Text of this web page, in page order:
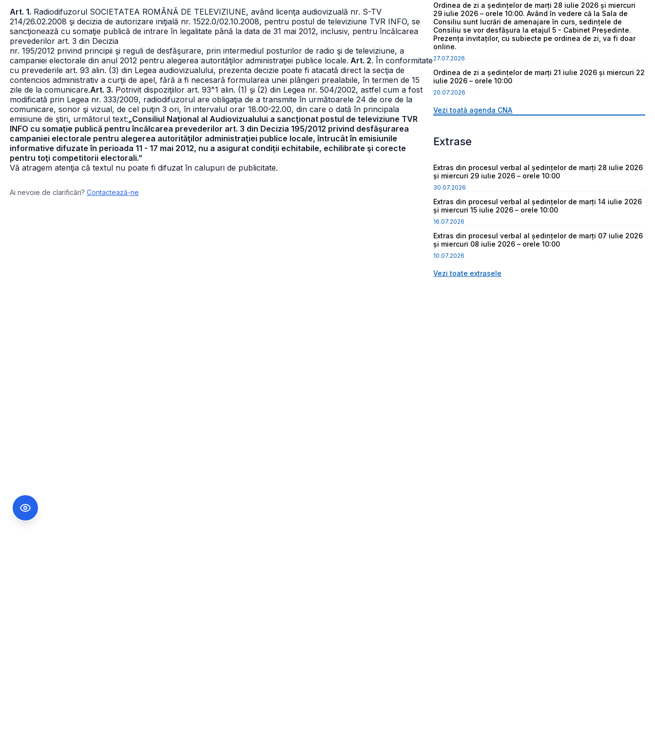
Art. 1. Radiodifuzorul SOCIETATEA ROMÂNĂ DE TELEVIZIUNE, având licenţa audiovizuală nr. S-TV
214/26.02.2008 şi decizia de autorizare iniţială nr. 1522.0/02.10.2008, pentru postul de televiziune TVR INFO, se
sancţionează cu somaţie publică de intrare în legalitate până la data de 31 mai 2012, inclusiv, pentru încălcarea
prevederilor art. 3 din Decizia
nr. 195/2012 privind principii şi reguli de desfăşurare, prin intermediul posturilor de radio şi de televiziune, a
campaniei electorale din anul 2012 pentru alegerea autorităţilor administraţiei publice locale. Art. 2. În conformitate
cu prevederile art. 93 alin. (3) din Legea audiovizualului, prezenta decizie poate fi atacată direct la secţia de
contencios administrativ a curţii de apel, fără a fi necesară formularea unei plângeri prealabile, în termen de 15
zile de la comunicare.Art. 3. Potrivit dispoziţiilor art. 93^1 alin. (1) şi (2) din Legea nr. 504/2002, astfel cum a fost
modificată prin Legea nr. 333/2009, radiodifuzorul are obligaţia de a transmite în următoarele 24 de ore de la
comunicare, sonor şi vizual, de cel puţin 3 ori, în intervalul orar 18.00-22.00, din care o dată în principala
emisiune de ştiri, următorul text:„Consiliul Naţional al Audiovizualului a sancţionat postul de televiziune TVR
INFO cu somaţie publică pentru încălcarea prevederilor art. 3 din Decizia 195/2012 privind desfăşurarea
campaniei electorale pentru alegerea autorităţilor administraţiei publice locale, întrucât în emisiunile
informative difuzate în perioada 11 - 17 mai 2012, nu a asigurat condiţii echitabile, echilibrate şi corecte
pentru toţi competitorii electorali.”
Vă atragem atenţia că textul nu poate fi difuzat în calupuri de publicitate.
Ai nevoie de clarificări? Contactează-ne
Ordinea de zi a ședințelor de marți 28 iulie 2026 și miercuri
29 iulie 2026 – orele 10:00. Având în vedere că la Sala de
Consiliu sunt lucrări de amenajare în curs, sedințele de
Consiliu se vor desfășura la etajul 5 - Cabinet Președinte.
Prezența invitaților, cu subiecte pe ordinea de zi, va fi doar
online.
27.07.2026
Ordinea de zi a ședințelor de marți 21 iulie 2026 și miercuri 22
iulie 2026 – orele 10:00
20.07.2026
Vezi toată agenda CNA
Extrase
Extras din procesul verbal al ședințelor de marți 28 iulie 2026
și miercuri 29 iulie 2026 – orele 10:00
30.07.2026
Extras din procesul verbal al ședințelor de marți 14 iulie 2026
și miercuri 15 iulie 2026 – orele 10:00
16.07.2026
Extras din procesul verbal al ședințelor de marți 07 iulie 2026
și miercuri 08 iulie 2026 – orele 10:00
10.07.2026
Vezi toate extrasele